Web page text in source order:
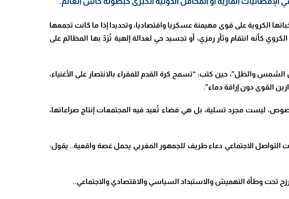
الكروية على قوى مهيمنة عسكريا واقتصاديا، وتحديدا إذا ما كانت تجمعها
كأنه انتقام وثأر رمزي، أو تجسيد حي لعدالة إلهية تُرَدّ بها المظالم على
الشمس والظل”، حين كتب: “تسمح كرة القدم للفقراء بالانتصار على الأغنياء،
القوى دون إراقة دماء”.
ليست مجرد تسلية، بل هي فضاء تُعيد فيه المجتمعات إنتاج صراعاتها،
ضد كندا برسم الدور 16 من بطولة مونديال 2026، انتشر على منصات التواصل الاجتماعي دعاء طريف للجمهور المغربي يحمل غصة واقعية.. يقول:
تحت وطأة التهميش والاستبداد السياسي والاقتصادي والاجتماعي..